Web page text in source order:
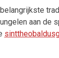
aan de